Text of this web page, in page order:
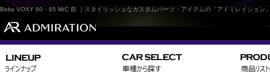
Belta VOXY 60・65 M/C 前 ｜スタイリッシュなカスタムパーツ・アイテムの「アドミレイション